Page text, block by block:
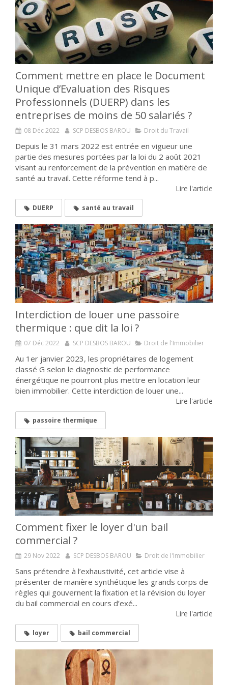
Comment mettre en place le Document
Unique d’Evaluation des Risques
Professionnels (DUERP) dans les
entreprises de moins de 50 salariés ?
08 Déc 2022 SCP DESBOS BAROU Droit du Travail
Depuis le 31 mars 2022 est entrée en vigueur une
partie des mesures portées par la loi du 2 août 2021
visant au renforcement de la prévention en matière de
santé au travail. Cette réforme tend à p...
Lire l'article
DUERP santé au travail
Interdiction de louer une passoire
thermique : que dit la loi ?
07 Déc 2022 SCP DESBOS BAROU Droit de l'Immobilier
Au 1er janvier 2023, les propriétaires de logement
classé G selon le diagnostic de performance
énergétique ne pourront plus mettre en location leur
bien immobilier. Cette interdiction de louer une...
Lire l'article
passoire thermique
Comment fixer le loyer d'un bail
commercial ?
29 Nov 2022 SCP DESBOS BAROU Droit de l'Immobilier
Sans prétendre à l’exhaustivité, cet article vise à
présenter de manière synthétique les grands corps de
règles qui gouvernent la fixation et la révision du loyer
du bail commercial en cours d’exé...
Lire l'article
loyer bail commercial